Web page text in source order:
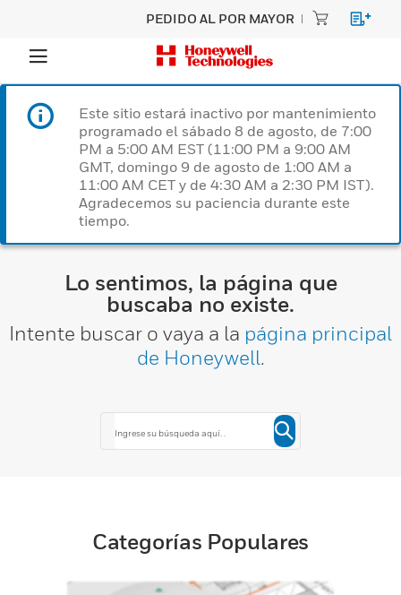
PEDIDO AL POR MAYOR
Este sitio estará inactivo por mantenimiento
programado el sábado 8 de agosto, de 7:00
PM a 5:00 AM EST (11:00 PM a 9:00 AM
GMT, domingo 9 de agosto de 1:00 AM a
11:00 AM CET y de 4:30 AM a 2:30 PM IST).
Agradecemos su paciencia durante este
tiempo.
Lo sentimos, la página que
buscaba no existe.
Intente buscar o vaya a la página principal
de Honeywell.
Categorías Populares